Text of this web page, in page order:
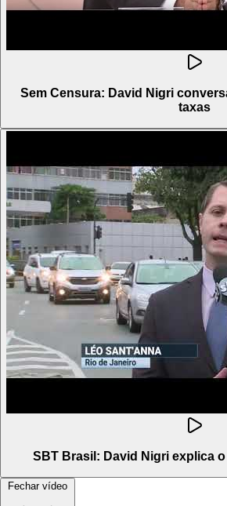
Sem Censura: David Nigri
taxas
SBT Brasil: David Nigri explica
Fechar vídeo